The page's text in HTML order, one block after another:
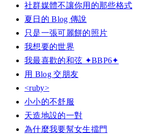
社群媒體不讓你用的那些格式
夏日的 Blog 傳說
只是一張可麗餅的照片
我想要的世界
我最喜歡的和弦 ✦BBP6✦
用 Blog 交朋友
<ruby>
小小的不舒服
天造地設的一對
為什麼我要幫女生擋門